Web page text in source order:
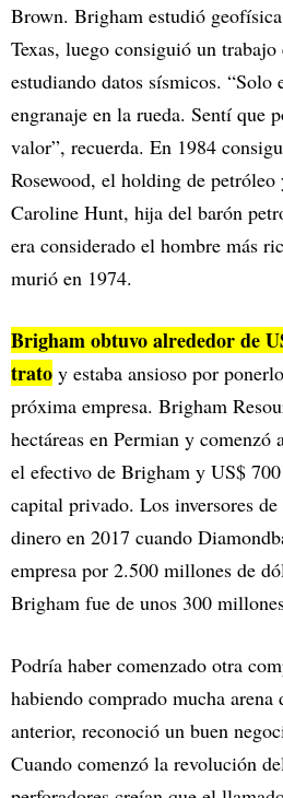
Brown. Brigham estudió
Texas, luego consiguió un
estudiando datos sísmicos. “Solo
engranaje en la rueda. Sentí que
valor”, recuerda. En 1984
Rosewood, el holding de
Caroline Hunt, hija del barón
era considerado el hombre más
murió en 1974.
Brigham obtuvo alrededor de
trato y estaba ansioso por
próxima empresa. Brigham
hectáreas en Permian y comenzó
el efectivo de Brigham y US$
capital privado. Los inversores
dinero en 2017 cuando
empresa por 2.500 millones de
Brigham fue de unos 300
Podría haber comenzado otra
habiendo comprado mucha arena
anterior, reconoció un buen
Cuando comenzó la revolución